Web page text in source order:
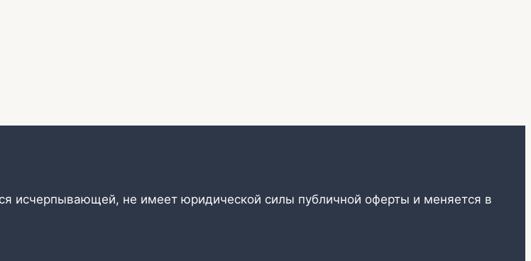
исчерпывающей, не имеет юридической силы публичной оферты и меняется в